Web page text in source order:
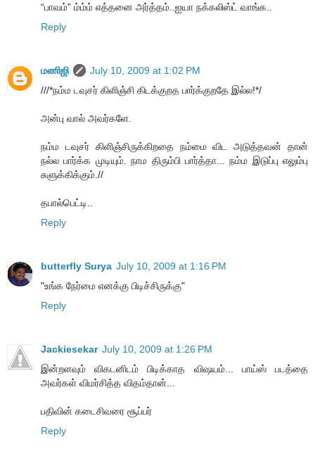
“பாவம்” ம்ம்ம் எத்தனை அர்த்தம்..ஐயா நக்கலிஸ்ட் வாங்க..
Reply
மணிஜி
July 10, 2009 at 1:02 PM
///*நம்ம டவுசர் கிளிஞ்சி கிடக்குறத பார்க்குறதே இல்ல!*/
அன்பு வால் அவர்களே.
நம்ம டவுசர் கிளிஞ்சிருக்கிறதை நம்மை விட அடுத்தவன் தான்
நல்ல பார்க்க முடியும். நாம திரும்பி பார்த்தா... நம்ம இடுப்பு எலும்பு
சுளுக்கிக்கும்.//
தபால்பெட்டி..
Reply
butterfly Surya July 10, 2009 at 1:16 PM
"உங்க நேர்மை எனக்கு பிடிச்சிருக்கு"
Reply
Jackiesekar July 10, 2009 at 1:26 PM
இன்றளவும் விகடனிடம் பிடிக்காத விஷயம்... பாய்ஸ் படத்தை
அவர்கள் விமர்சித்த விதம்தான்...
பதிவின் கடைசிவரை சூப்பர்
Reply